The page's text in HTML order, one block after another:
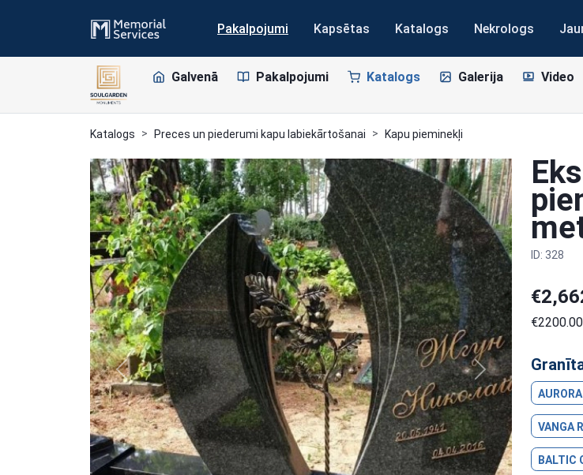
Pakalpojumi Kapsētas Katalogs Nekrologs
Galvenā Pakalpojumi Katalogs Galerija Video
Katalogs Preces un piederumi kapu labiekārtošanai Kapu pieminekļi
Previous Next
ID: 328
AURORA
VANGA
BALTIC